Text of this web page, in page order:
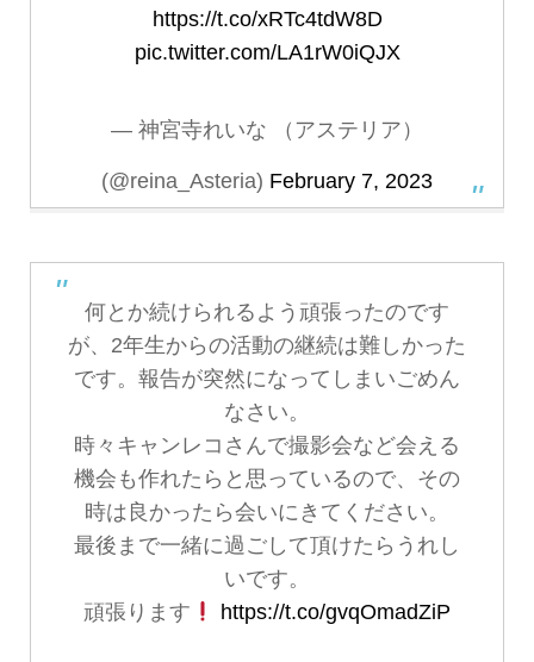
https://t.co/xRTc4tdW8D
pic.twitter.com/LA1rW0iQJX
— 神宮寺れいな （アステリア）
(@reina_Asteria) February 7, 2023
何とか続けられるよう頑張ったのです
が、2年生からの活動の継続は難しかった
です。報告が突然になってしまいごめん
なさい。
時々キャンレコさんで撮影会など会える
機会も作れたらと思っているので、その
時は良かったら会いにきてください。
最後まで一緒に過ごして頂けたらうれし
いです。
頑張ります
https://t.co/gvqOmadZiP